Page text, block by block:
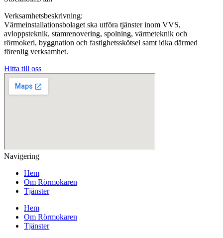
Verksamhetsbeskrivning:
Värmeinstallationsbolaget ska utföra tjänster inom VVS,
avloppsteknik, stamrenovering, spolning, värmeteknik och
rörmokeri, byggnation och fastighetsskötsel samt idka därmed
förenlig verksamhet.
Hitta till oss
Navigering
Hem
Om Rörmokaren
Tjänster
Hem
Om Rörmokaren
Tjänster